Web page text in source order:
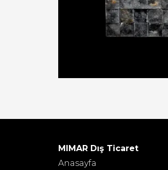
MIMAR Dış Ticaret
Anasayfa